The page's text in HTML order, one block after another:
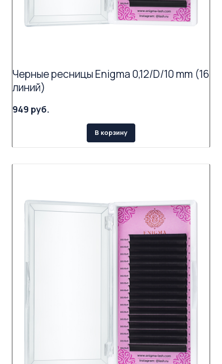
Черные ресницы Enigma 0,12/D/10 mm (16
линий)
949 руб.
В корзину